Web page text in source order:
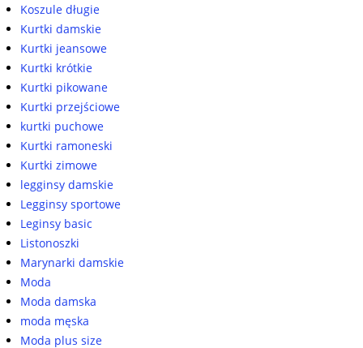
Koszule długie
Kurtki damskie
Kurtki jeansowe
Kurtki krótkie
Kurtki pikowane
Kurtki przejściowe
kurtki puchowe
Kurtki ramoneski
Kurtki zimowe
legginsy damskie
Legginsy sportowe
Leginsy basic
Listonoszki
Marynarki damskie
Moda
Moda damska
moda męska
Moda plus size